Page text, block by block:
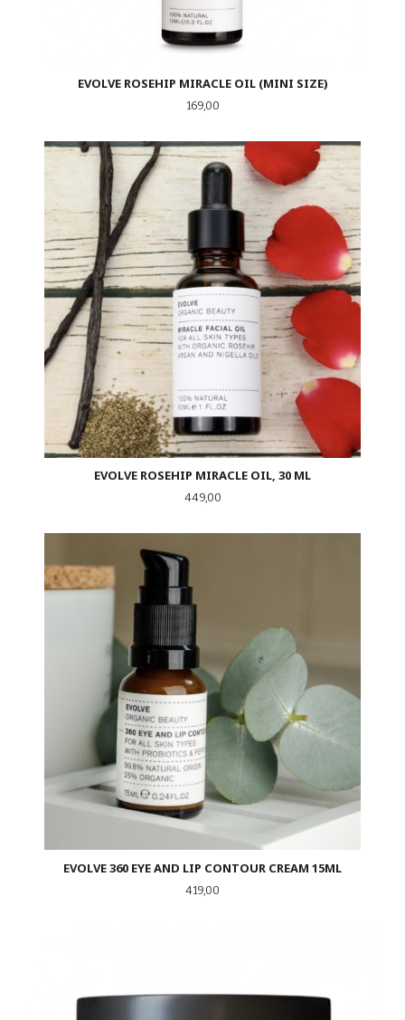
EVOLVE ROSEHIP MIRACLE OIL (MINI SIZE)
Pris
169,00
EVOLVE ROSEHIP MIRACLE OIL, 30 ML
Pris
449,00
EVOLVE 360 EYE AND LIP CONTOUR CREAM 15ML
Pris
419,00